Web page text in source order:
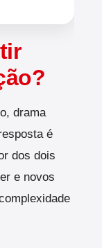
drama
é
dos dois
e novos